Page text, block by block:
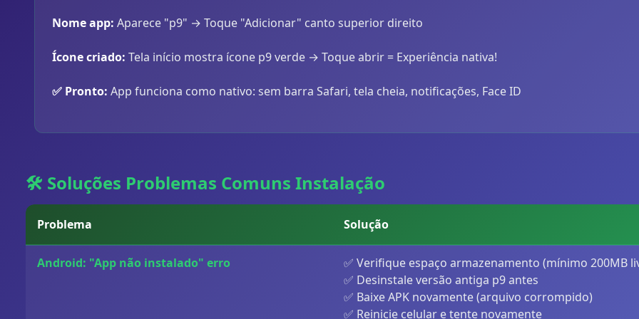
Nome app: Aparece "p9" → Toque "Adicionar" canto superior direito
Ícone criado: Tela início mostra ícone p9 verde → Toque abrir = Experiência nativa!
✅ Pronto: App funciona como nativo: sem barra Safari, tela cheia, notificações, Face ID
🛠️ Soluções Problemas Comuns Instalação
Problema Solução
Android: "App não instalado" erro
✅ Verifique espaço armazenamento (mínimo 200MB
✅ Desinstale versão antiga p9 antes
✅ Baixe APK novamente (arquivo corrompido)
✅ Reinicie celular e tente novamente